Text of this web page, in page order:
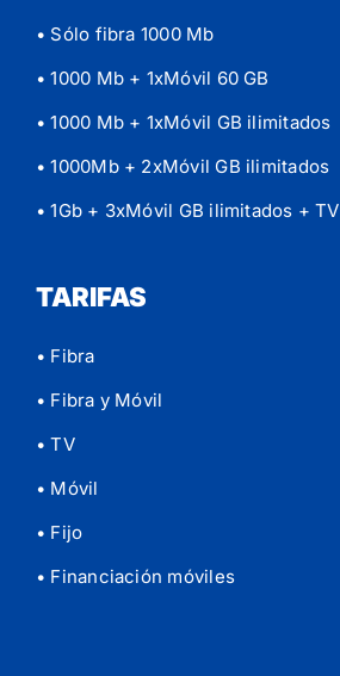
• Sólo fibra 1000 Mb
• 1000 Mb + 1xMóvil 60 GB
• 1000 Mb + 1xMóvil GB ilimitados
• 1000Mb + 2xMóvil GB ilimitados
• 1Gb + 3xMóvil GB ilimitados + TV
TARIFAS
• Fibra
• Fibra y Móvil
• TV
• Móvil
• Fijo
• Financiación móviles